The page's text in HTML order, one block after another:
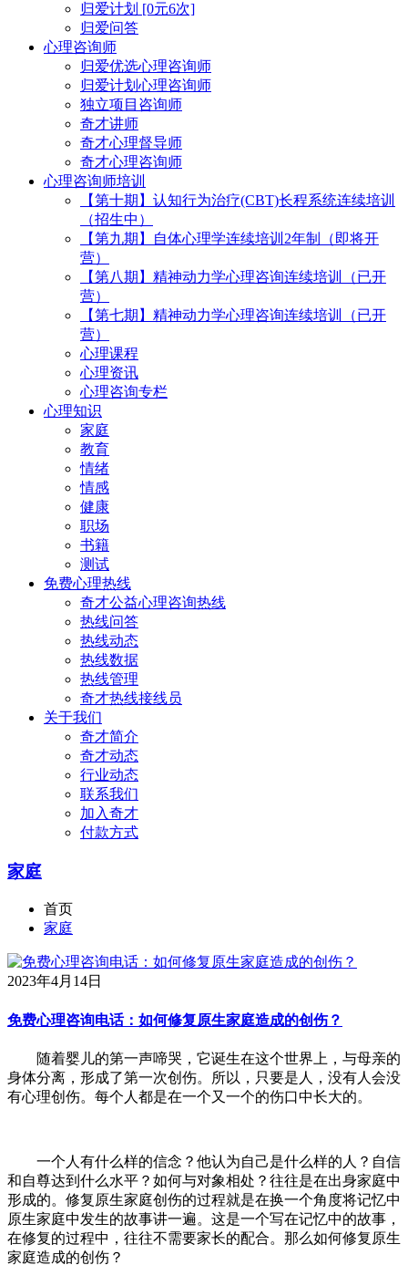
归爱计划 [0元6次]
归爱问答
心理咨询师
归爱优选心理咨询师
归爱计划心理咨询师
独立项目咨询师
奇才讲师
奇才心理督导师
奇才心理咨询师
心理咨询师培训
【第十期】认知行为治疗(CBT)长程系统连续培训
（招生中）
【第九期】自体心理学连续培训2年制（即将开
营）
【第八期】精神动力学心理咨询连续培训（已开
营）
【第七期】精神动力学心理咨询连续培训（已开
营）
心理课程
心理资讯
心理咨询专栏
心理知识
家庭
教育
情绪
情感
健康
职场
书籍
测试
免费心理热线
奇才公益心理咨询热线
热线问答
热线动态
热线数据
热线管理
奇才热线接线员
关于我们
奇才简介
奇才动态
行业动态
联系我们
加入奇才
付款方式
家庭
首页
家庭
2023年4月14日
免费心理咨询电话：如何修复原生家庭造成的创伤？
随着婴儿的第一声啼哭，它诞生在这个世界上，与母亲的
身体分离，形成了第一次创伤。所以，只要是人，没有人会没
有心理创伤。每个人都是在一个又一个的伤口中长大的。
一个人有什么样的信念？他认为自己是什么样的人？自信
和自尊达到什么水平？如何与对象相处？往往是在出身家庭中
形成的。修复原生家庭创伤的过程就是在换一个角度将记忆中
原生家庭中发生的故事讲一遍。这是一个写在记忆中的故事，
在修复的过程中，往往不需要家长的配合。那么如何修复原生
家庭造成的创伤？